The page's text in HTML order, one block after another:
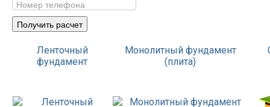
Ленточный
фундамент
Монолитный фундамент
(плита)